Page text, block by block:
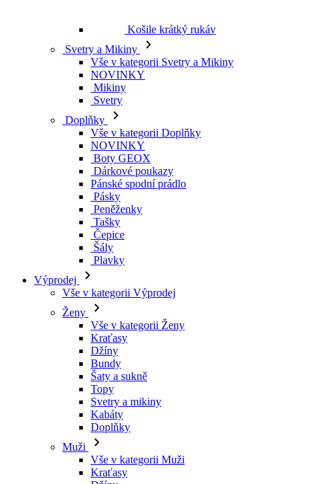
Košile krátký rukáv
Svetry a Mikiny
Vše v kategorii Svetry a Mikiny
NOVINKY
Mikiny
Svetry
Doplňky
Vše v kategorii Doplňky
NOVINKY
Boty GEOX
Dárkové poukazy
Pánské spodní prádlo
Pásky
Peněženky
Tašky
Čepice
Šály
Plavky
Výprodej
Vše v kategorii Výprodej
Ženy
Vše v kategorii Ženy
Kraťasy
Džíny
Bundy
Šaty a sukně
Topy
Svetry a mikiny
Kabáty
Doplňky
Muži
Vše v kategorii Muži
Kraťasy